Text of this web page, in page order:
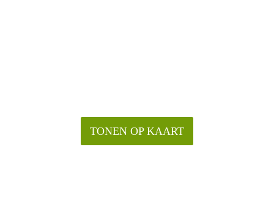
TONEN OP KAART